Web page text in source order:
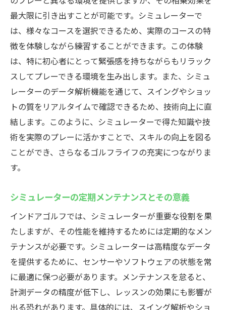
最大限に引き出すことが可能です。シミュレーターで
は、様々なコースを選択できるため、実際のコースの特
徴を体験しながら練習することができます。この体験
は、特に初心者にとって緊張感を持ちながらもリラック
スしてプレーできる環境を生み出します。また、シミュ
レーターのデータ解析機能を通じて、スイングやショッ
トの質をリアルタイムで確認できるため、技術向上に直
結します。このように、シミュレーターで得た知識や技
術を実際のプレーに活かすことで、スキルの向上を図る
ことができ、さらなるゴルフライフの充実につながりま
す。
シミュレーターの定期メンテナンスとその意義
インドアゴルフでは、シミュレーターが重要な役割を果
たしますが、その性能を維持するためには定期的なメン
テナンスが必要です。シミュレーターは高精度なデータ
を提供するために、センサーやソフトウェアの状態を常
に最適に保つ必要があります。メンテナンスを怠ると、
計測データの精度が低下し、レッスンの効果にも影響が
出る恐れがあります。具体的には、スイング解析やショ